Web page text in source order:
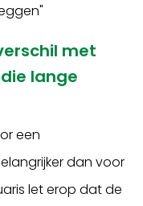
met
lange
een
dan voor
let erop dat de